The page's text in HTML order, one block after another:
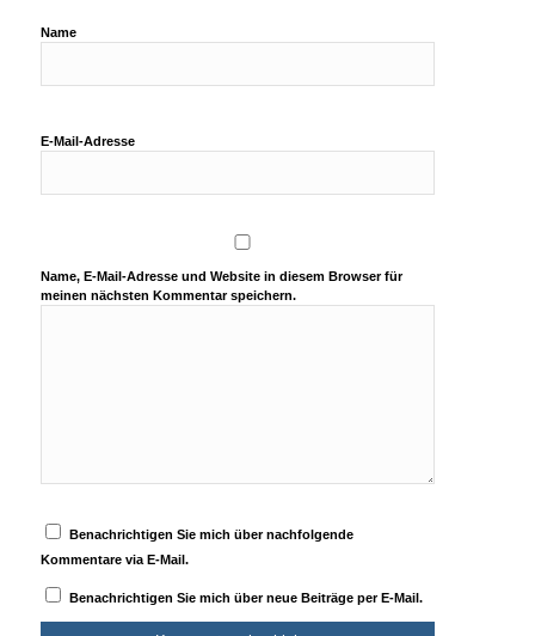
Name
E-Mail-Adresse
Name, E-Mail-Adresse und Website in diesem Browser für
meinen nächsten Kommentar speichern.
Benachrichtigen Sie mich über nachfolgende
Kommentare via E-Mail.
Benachrichtigen Sie mich über neue Beiträge per E-Mail.